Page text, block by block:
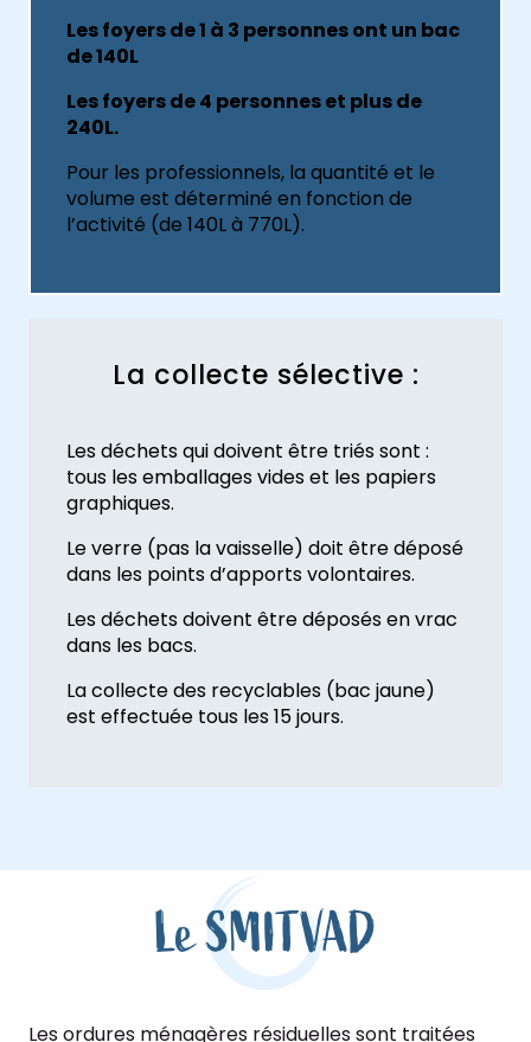
Les foyers de 1 à 3 personnes ont un bac
de 140L
Les foyers de 4 personnes et plus de
240L.
Pour les professionnels, la quantité et le
volume est déterminé en fonction de
l’activité (de 140L à 770L).
La collecte sélective :
Les déchets qui doivent être triés sont :
tous les emballages vides et les papiers
graphiques.
Le verre (pas la vaisselle) doit être déposé
dans les points d’apports volontaires.
Les déchets doivent être déposés en vrac
dans les bacs.
La collecte des recyclables (bac jaune)
est effectuée tous les 15 jours.
Le SMITVAD
Les ordures ménagères résiduelles sont traitées